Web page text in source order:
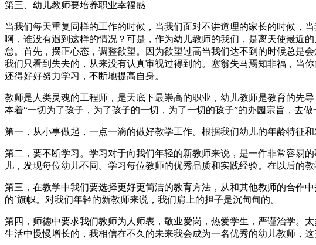
第三、幼儿教师要培养职业幸福感
当我们每天重复同样的工作的时候，当我们面对不讲道理的家长的时候，
啊，谁没有遇到这样的情况？可是，作为幼儿教师的我们，是离天使最近
怠。首先，摆正心态，调整欲望。因为欲望过高当我们达不到的时候总是
我们只看到失去的，从来没有认真审视过得到的。塞翁失马焉知非福，当
还得好好努力学习，不断地提高自身。
教师是人类灵魂的工程师，是天底下最崇高的职业，幼儿教师是教育的先
本着“一切为了孩子，为了孩子的一切，为了一切的孩子”的办园宗旨，去
第一，从小事做起，一点一滴的做好教学工作。根据我们幼儿的年龄特征
第二，要不断学习。学习对于向我们年轻的新教师来说，是一件非常容易
儿，发现每位幼儿不同。学习每位教师的优秀品质和实践经验。在以后的
第三，在教学中我们要选择更好更简洁的教育方法，从和其他教师的合作
的`旗帜。对我们年轻的新教师来说，我们肩上的担子是沉甸甸的。
第四，师德中要求我们教师为人师表，敬业爱岗，热爱学生，严谨治学。
生活中慢慢增长的，我相信在不久的未来我会成为一名优秀的幼儿教师，